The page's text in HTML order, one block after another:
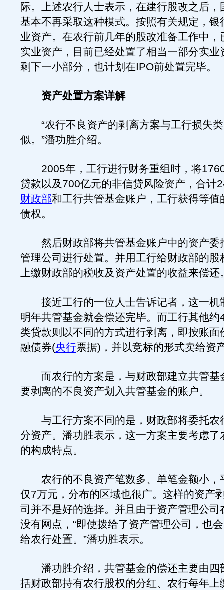
际。上述农行人士表示，在建行股改之后，
基本不再采取这种模式。按照有关规定，银
业资产。在农行前几年的股改准备工作中，
实业资产，目前已经处置了相当一部分实业
剩下一小部分，也计划在IPO前处置完毕。
资产处置方案详解
“农行不良资产的剥离方案与工行损失类
似。”潘功胜介绍。
2005年，工行进行财务重组时，将
贷款以及700亿元的非信贷风险资产，合计
财政部和工行共管基金账户，工行获得等值
债权。
然后财政部将共管基金账户中的资产委
管理公司进行处置。并用工行给财政部的股
上缴财政部的税收及资产处置的收益来偿还
接近工行的一位人士告诉记者，这一机
明年共管基金就会偿还完毕。而工行其他
类贷款则以不同的方式进行剥离，即按账面
融债券(央行票据)，并以竞标的形式卖给资
而农行的方案是，与财政部建立共管基
要剥离的不良资产划入共管基金的账户。
与工行方案不同的是，财政部将委托农
分资产。潘功胜表示，这一方案主要考虑了
的构成特点。
农行的不良资产笔数多、单笔金额小，
仅7万元，分布的区域也很广。这样的资产
司并不是好的选择。并且由于资产管理公司
没有网点，“即使拨给了资产管理公司，也
给农行处置。”潘功胜表示。
潘功胜介绍，共管基金的偿还主要由四
括财政部持有农行股权的分红、农行每年上